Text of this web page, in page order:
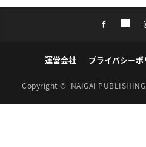
運営会社 プライバシーポ
Copyright © NAIGAI PUBLISHING